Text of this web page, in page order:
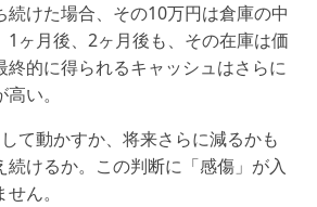
続けた場合、その10万円は倉庫の中
1ヶ月後、2ヶ月後も、その在庫は価
終的に得られるキャッシュはさらに
い。
て動かすか、将来さらに減るかも
続けるか。この判断に「感傷」が入
ん。